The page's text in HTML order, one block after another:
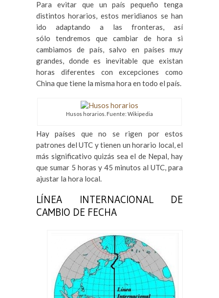
Para evitar que un país pequeño tenga
distintos horarios, estos meridianos se han
ido adaptando a las fronteras, así
sólo tendremos que cambiar de hora si
cambiamos de país, salvo en países muy
grandes, donde es inevitable que existan
horas diferentes con excepciones como
China que tiene la misma hora en todo el país.
Husos horarios. Fuente: Wikipedia
Hay países que no se rigen por estos
patrones del UTC y tienen un horario local, el
más significativo quizás sea el de Nepal, hay
que sumar 5 horas y 45 minutos al UTC, para
ajustar la hora local.
LÍNEA INTERNACIONAL DE
CAMBIO DE FECHA